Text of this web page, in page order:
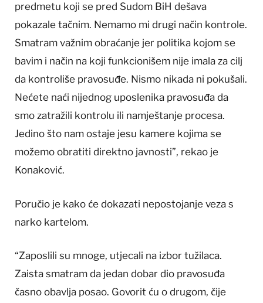
predmetu koji se pred Sudom BiH dešava
pokazale tačnim. Nemamo mi drugi način kontrole.
Smatram važnim obraćanje jer politika kojom se
bavim i način na koji funkcionišem nije imala za cilj
da kontroliše pravosuđe. Nismo nikada ni pokušali.
Nećete naći nijednog uposlenika pravosuđa da
smo zatražili kontrolu ili namještanje procesa.
Jedino što nam ostaje jesu kamere kojima se
možemo obratiti direktno javnosti”, rekao je
Konaković.
Poručio je kako će dokazati nepostojanje veza s
narko kartelom.
“Zaposlili su mnoge, utjecali na izbor tužilaca.
Zaista smatram da jedan dobar dio pravosuđa
časno obavlja posao. Govorit ću o drugom, čije